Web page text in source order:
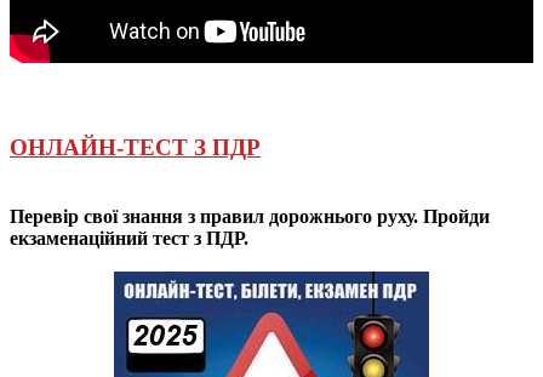
ОНЛАЙН-ТЕСТ З ПДР
Перевір свої знання з правил дорожнього руху. Пройди
екзаменаційний тест з ПДР.